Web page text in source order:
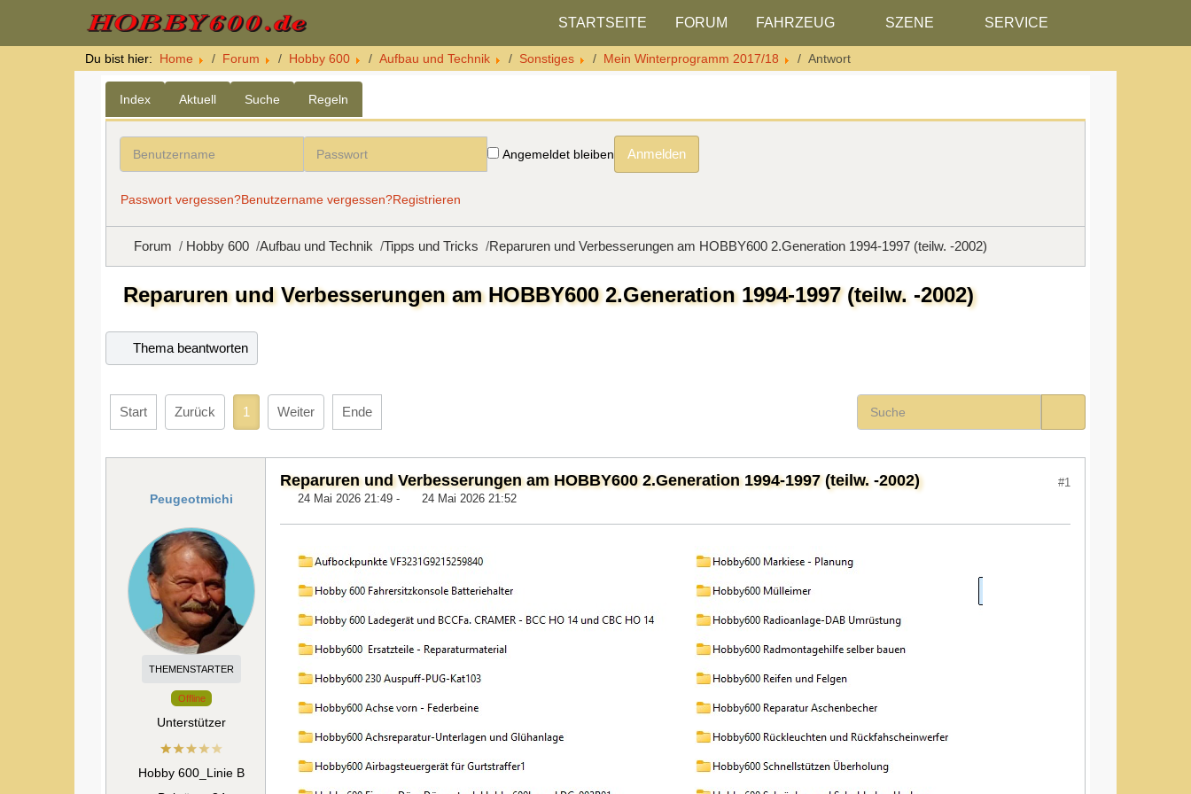
STARTSEITE FORUM FAHRZEUG SZENE SERVICE
Du bist hier: Home Forum Hobby 600 Aufbau und Technik Sonstiges Mein Winterprogramm 2017/18 Antwort
Index Aktuell Suche Regeln
Benutzername Passwort
Angemeldet bleiben Anmelden
Passwort vergessen?Benutzername vergessen?Registrieren
Forum Hobby 600 Aufbau und Technik Tipps und Tricks Reparuren und Verbesserungen am HOBBY600 2.Generation 1994-1997 (teilw. -2002)
Reparuren und Verbesserungen am HOBBY600 2.Generation 1994-1997 (teilw. -2002)
Thema beantworten
Start Zurück 1 Weiter Ende
Peugeotmichi
THEMENSTARTER
Offline
Unterstützer
Hobby 600_Linie B
Reparuren und Verbesserungen am HOBBY600 2.Generation 1994-1997 (teilw. -2002)
24 Mai 2026 21:49 - 24 Mai 2026 21:52
#1